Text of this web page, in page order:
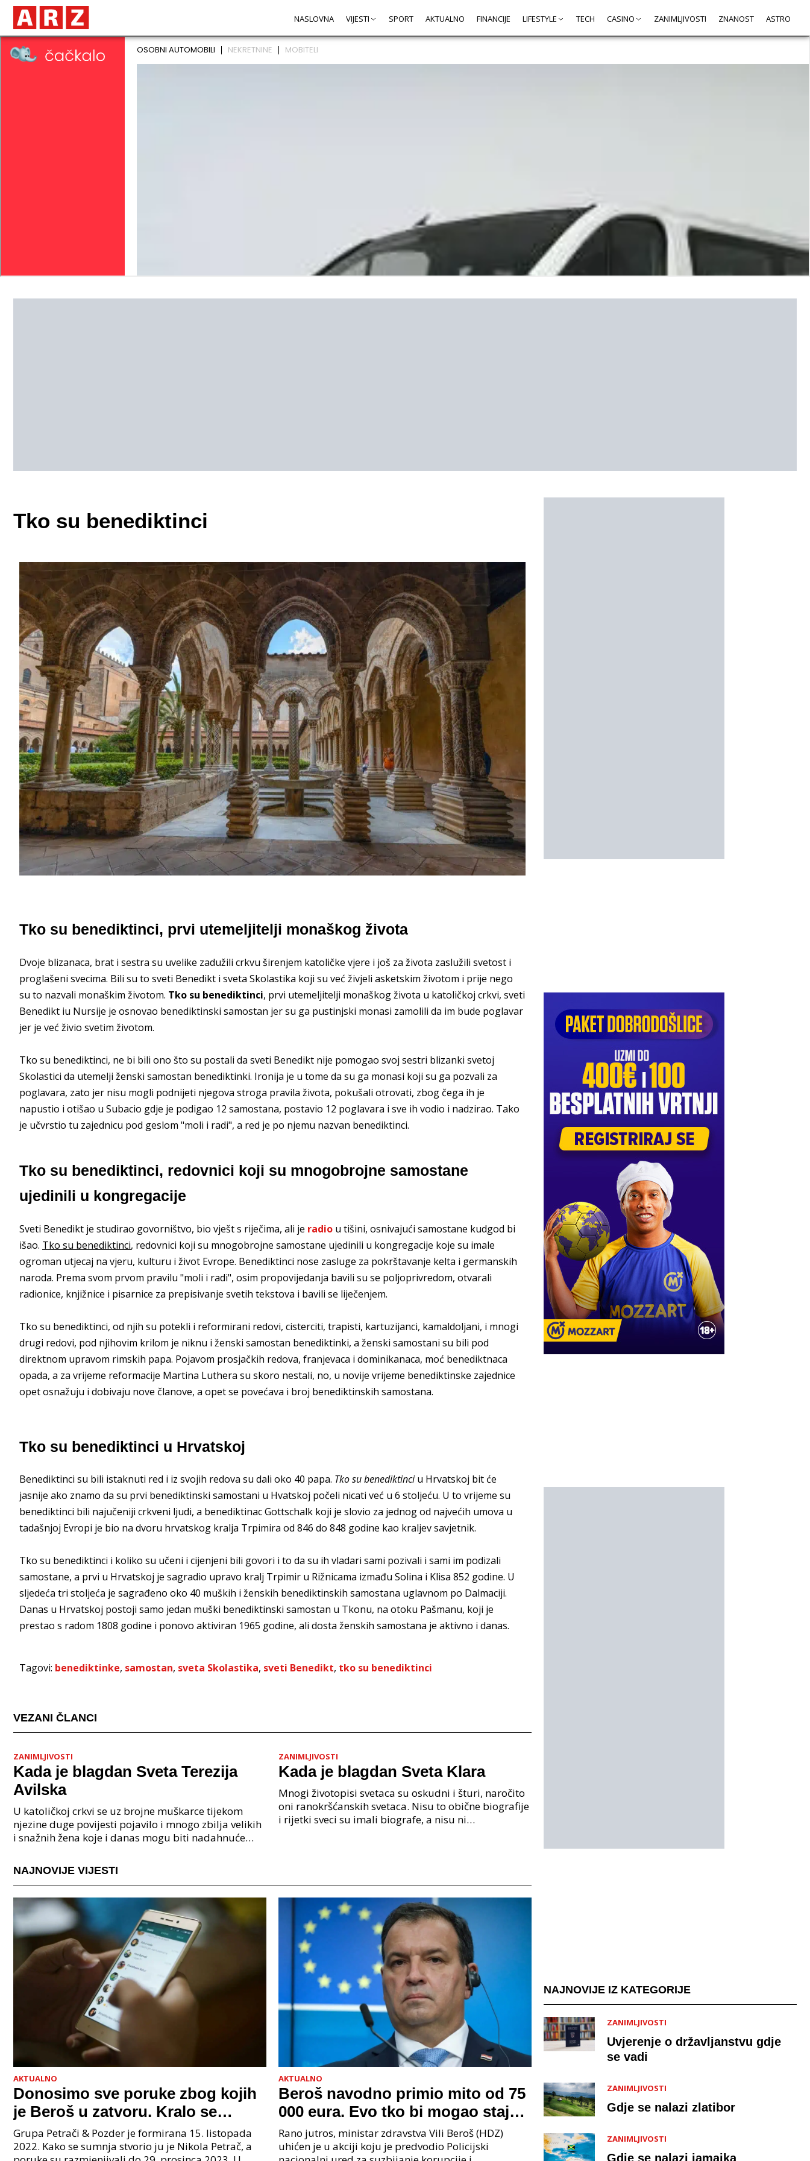
NASLOVNA VIJESTI SPORT AKTUALNO FINANCIJE LIFESTYLE TECH CASINO ZANIMLJIVOSTI ZNANOST ASTRO
Tko su benediktinci
Tko su benediktinci, prvi utemeljitelji monaškog života
Dvoje blizanaca, brat i sestra su uvelike zadužili crkvu širenjem katoličke vjere i još za života zaslužili svetost i
proglašeni svecima. Bili su to sveti Benedikt i sveta Skolastika koji su već živjeli asketskim životom i prije nego
su to nazvali monaškim životom. Tko su benediktinci, prvi utemeljitelji monaškog života u katoličkoj crkvi, sveti
Benedikt iu Nursije je osnovao benediktinski samostan jer su ga pustinjski monasi zamolili da im bude poglavar
jer je već živio svetim životom.
Tko su benediktinci, ne bi bili ono što su postali da sveti Benedikt nije pomogao svoj sestri blizanki svetoj
Skolastici da utemelji ženski samostan benediktinki. Ironija je u tome da su ga monasi koji su ga pozvali za
poglavara, zato jer nisu mogli podnijeti njegova stroga pravila života, pokušali otrovati, zbog čega ih je
napustio i otišao u Subacio gdje je podigao 12 samostana, postavio 12 poglavara i sve ih vodio i nadzirao. Tako
je učvrstio tu zajednicu pod geslom "moli i radi", a red je po njemu nazvan benediktinci.
Tko su benediktinci, redovnici koji su mnogobrojne samostane
ujedinili u kongregacije
Sveti Benedikt je studirao govorništvo, bio vješt s riječima, ali je radio u tišini, osnivajući samostane kudgod bi
išao. Tko su benediktinci, redovnici koji su mnogobrojne samostane ujedinili u kongregacije koje su imale
ogroman utjecaj na vjeru, kulturu i život Evrope. Benediktinci nose zasluge za pokrštavanje kelta i germanskih
naroda. Prema svom prvom pravilu "moli i radi", osim propovijedanja bavili su se poljoprivredom, otvarali
radionice, knjižnice i pisarnice za prepisivanje svetih tekstova i bavili se liječenjem.
Tko su benediktinci, od njih su potekli i reformirani redovi, cisterciti, trapisti, kartuzijanci, kamaldoljani, i mnogi
drugi redovi, pod njihovim krilom je niknu i ženski samostan benediktinki, a ženski samostani su bili pod
direktnom upravom rimskih papa. Pojavom prosjačkih redova, franjevaca i dominikanaca, moć benediktnaca
opada, a za vrijeme reformacije Martina Luthera su skoro nestali, no, u novije vrijeme benediktinske zajednice
opet osnažuju i dobivaju nove članove, a opet se povećava i broj benediktinskih samostana.
Tko su benediktinci u Hrvatskoj
Benediktinci su bili istaknuti red i iz svojih redova su dali oko 40 papa. Tko su benediktinciu Hrvatskoj bit će
jasnije ako znamo da su prvi benediktinski samostani u Hvatskoj počeli nicati već u 6 stoljeću. U to vrijeme su
benediktinci bili najučeniji crkveni ljudi, a benediktinac Gottschalk koji je slovio za jednog od najvećih umova u
tadašnjoj Evropi je bio na dvoru hrvatskog kralja Trpimira od 846 do 848 godine kao kraljev savjetnik.
Tko su benediktinci i koliko su učeni i cijenjeni bili govori i to da su ih vladari sami pozivali i sami im podizali
samostane, a prvi u Hrvatskoj je sagradio upravo kralj Trpimir u Rižnicama izmađu Solina i Klisa 852 godine. U
sljedeća tri stoljeća je sagrađeno oko 40 muških i ženskih benediktinskih samostana uglavnom po Dalmaciji.
Danas u Hrvatskoj postoji samo jedan muški benediktinski samostan u Tkonu, na otoku Pašmanu, koji je
prestao s radom 1808 godine i ponovo aktiviran 1965 godine, ali dosta ženskih samostana je aktivno i danas.
Tagovi: benediktinke, samostan, sveta Skolastika, sveti Benedikt, tko su benediktinci
VEZANI ČLANCI
ZANIMLJIVOSTI
Kada je blagdan Sveta Terezija
Avilska
U katoličkoj crkvi se uz brojne muškarce tijekom
njezine duge povijesti pojavilo i mnogo zbilja velikih
i snažnih žena koje i danas mogu biti nadahnuće
ZANIMLJIVOSTI
Kada je blagdan Sveta Klara
Mnogi životopisi svetaca su oskudni i šturi, naročito
oni ranokršćanskih svetaca. Nisu to obične biografije
i rijetki sveci su imali biografe, a nisu ni
NAJNOVIJE VIJESTI
AKTUALNO
Donosimo sve poruke zbog kojih
je Beroš u zatvoru. Kralo se
godinama. Tko će iz vlade biti
sljedeći uhićen?
Grupa Petrači & Pozder je formirana 15. listopada
2022. Kako se sumnja stvorio ju je Nikola Petrač, a
AKTUALNO
Beroš navodno primio mito od 75
000 eura. Evo tko bi mogao stajati
na čelu zločinačkog udruženja
Rano jutros, ministar zdravstva Vili Beroš (HDZ)
uhićen je u akciji koju je predvodio Policijski
NAJNOVIJE IZ KATEGORIJE
ZANIMLJIVOSTI
Uvjerenje o državljanstvu gdje
se vadi
ZANIMLJIVOSTI
Gdje se nalazi zlatibor
ZANIMLJIVOSTI
Gdje se nalazi jamajka